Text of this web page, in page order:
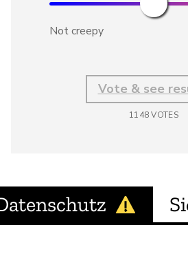
Not creepy
Vote & see
1148VOTES